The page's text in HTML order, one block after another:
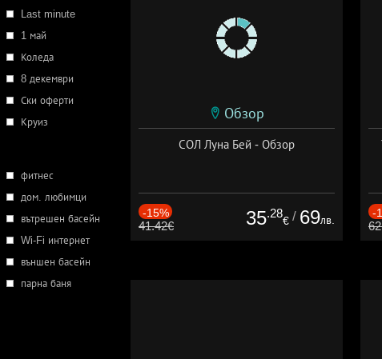
Last minute
1 май
Коледа
8 декември
Ски оферти
Круиз
фитнес
дом. любимци
вътрешен басейн
Wi-Fi интернет
външен басейн
парна баня
Обзор
СОЛ Луна Бей - Обзор
-15%
41.42€ 35.28
€ / 69лв.
-